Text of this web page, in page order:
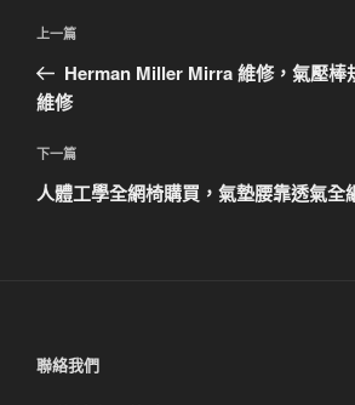
文
導
覽
上
一
篇
章
上一篇
Herman Miller Mirra 維修，氣壓棒
維修
下
一
下一篇
人體工學全網椅購買，氣墊腰靠透氣全
聯絡我們